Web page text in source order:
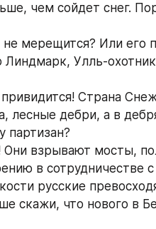
чем сойдет снег.
мерещится? Или его
Линдмарк, Улль-
Страна
лесные дебри, а в
партизан?
Они взрывают мосты,
в сотрудничестве
русские
скажи, что нового в